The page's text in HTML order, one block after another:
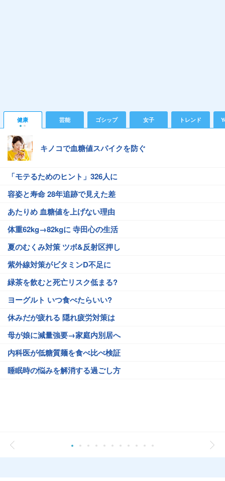
健康 芸能 ゴシップ 女子 トレンド
キノコで血糖値スパイクを防ぐ
「モテるためのヒント」326人に
容姿と寿命 28年追跡で見えた差
あたりめ 血糖値を上げない理由
体重62kg→82kgに 寺田心の生活
夏のむくみ対策 ツボ&反射区押し
紫外線対策がビタミンD不足に
緑茶を飲むと死亡リスク低まる?
ヨーグルト いつ食べたらいい?
休みだが疲れる 隠れ疲労対策は
母が娘に減量強要→家庭内別居へ
内科医が低糖質麺を食べ比べ検証
睡眠時の悩みを解消する過ごし方